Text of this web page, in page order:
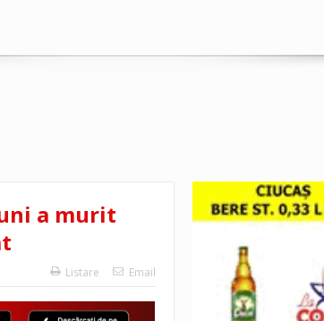
a murit
Listare Email